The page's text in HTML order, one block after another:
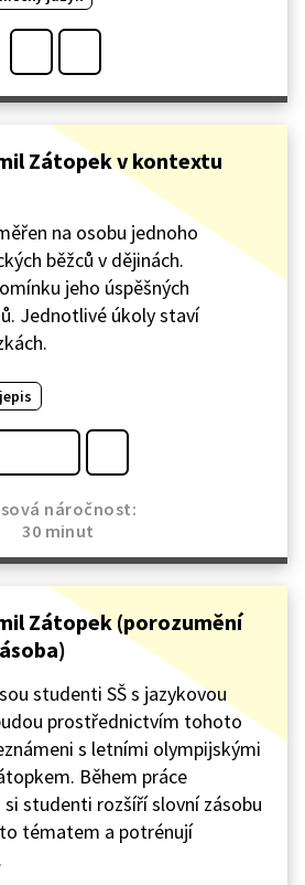
Zátopek v kontextu
na osobu jednoho
běžců v dějinách.
jeho úspěšných
Jednotlivé úkoly staví
náročnost:
30 minut
Zátopek (porozumění
studenti SŠ s jazykovou
prostřednictvím tohoto
s letními olympijskými
Během práce
studenti rozšíří slovní zásobu
tématem a potrénují